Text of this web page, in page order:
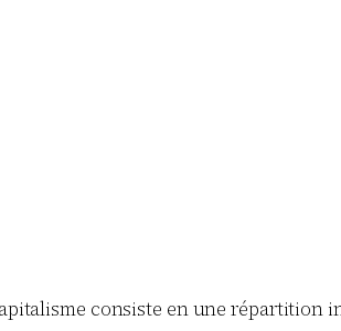
consiste en une répartition